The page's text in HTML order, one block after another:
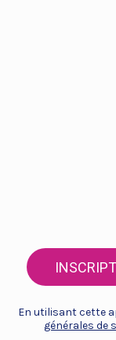
En utilisant cette
générales de